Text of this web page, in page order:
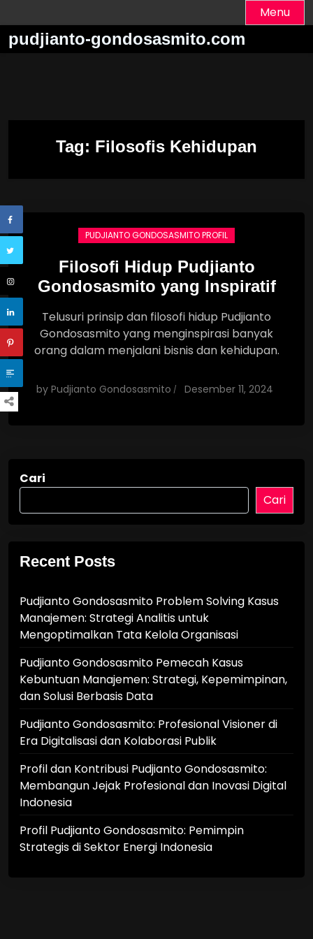
to
content
Menu
pudjianto-gondosasmito.com
Tag: Filosofis Kehidupan
PUDJIANTO GONDOSASMITO PROFIL
Filosofi Hidup Pudjianto
Gondosasmito yang Inspiratif
Telusuri prinsip dan filosofi hidup Pudjianto
Gondosasmito yang menginspirasi banyak
orang dalam menjalani bisnis dan kehidupan.
by Pudjianto Gondosasmito Desember 11, 2024
Cari
Cari
Recent Posts
Pudjianto Gondosasmito Problem Solving Kasus
Manajemen: Strategi Analitis untuk
Mengoptimalkan Tata Kelola Organisasi
Pudjianto Gondosasmito Pemecah Kasus
Kebuntuan Manajemen: Strategi, Kepemimpinan,
dan Solusi Berbasis Data
Pudjianto Gondosasmito: Profesional Visioner di
Era Digitalisasi dan Kolaborasi Publik
Profil dan Kontribusi Pudjianto Gondosasmito:
Membangun Jejak Profesional dan Inovasi Digital
Indonesia
Profil Pudjianto Gondosasmito: Pemimpin
Strategis di Sektor Energi Indonesia